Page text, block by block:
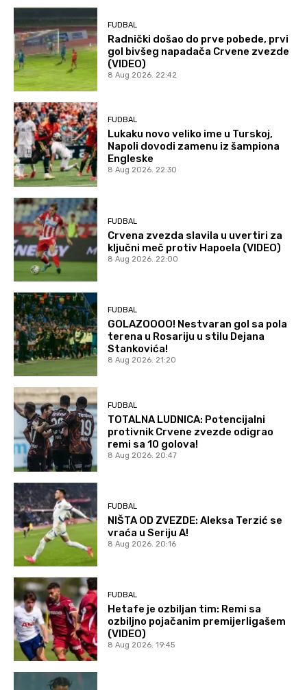
FUDBAL
Radnički došao do prve pobede, prvi
gol bivšeg napadača Crvene zvezde
(VIDEO)
8 Aug 2026. 22:42
FUDBAL
Lukaku novo veliko ime u Turskoj,
Napoli dovodi zamenu iz šampiona
Engleske
8 Aug 2026. 22:30
FUDBAL
Crvena zvezda slavila u uvertiri za
ključni meč protiv Hapoela (VIDEO)
8 Aug 2026. 22:00
FUDBAL
GOLAZOOOO! Nestvaran gol sa pola
terena u Rosariju u stilu Dejana
Stankovića!
8 Aug 2026. 21:20
FUDBAL
TOTALNA LUDNICA: Potencijalni
protivnik Crvene zvezde odigrao
remi sa 10 golova!
8 Aug 2026. 20:47
FUDBAL
NIŠTA OD ZVEZDE: Aleksa Terzić se
vraća u Seriju A!
8 Aug 2026. 20:16
FUDBAL
Hetafe je ozbiljan tim: Remi sa
ozbiljno pojačanim premijerligašem
(VIDEO)
8 Aug 2026. 19:45